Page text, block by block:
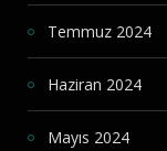
Temmuz 2024
Haziran 2024
Mayıs 2024